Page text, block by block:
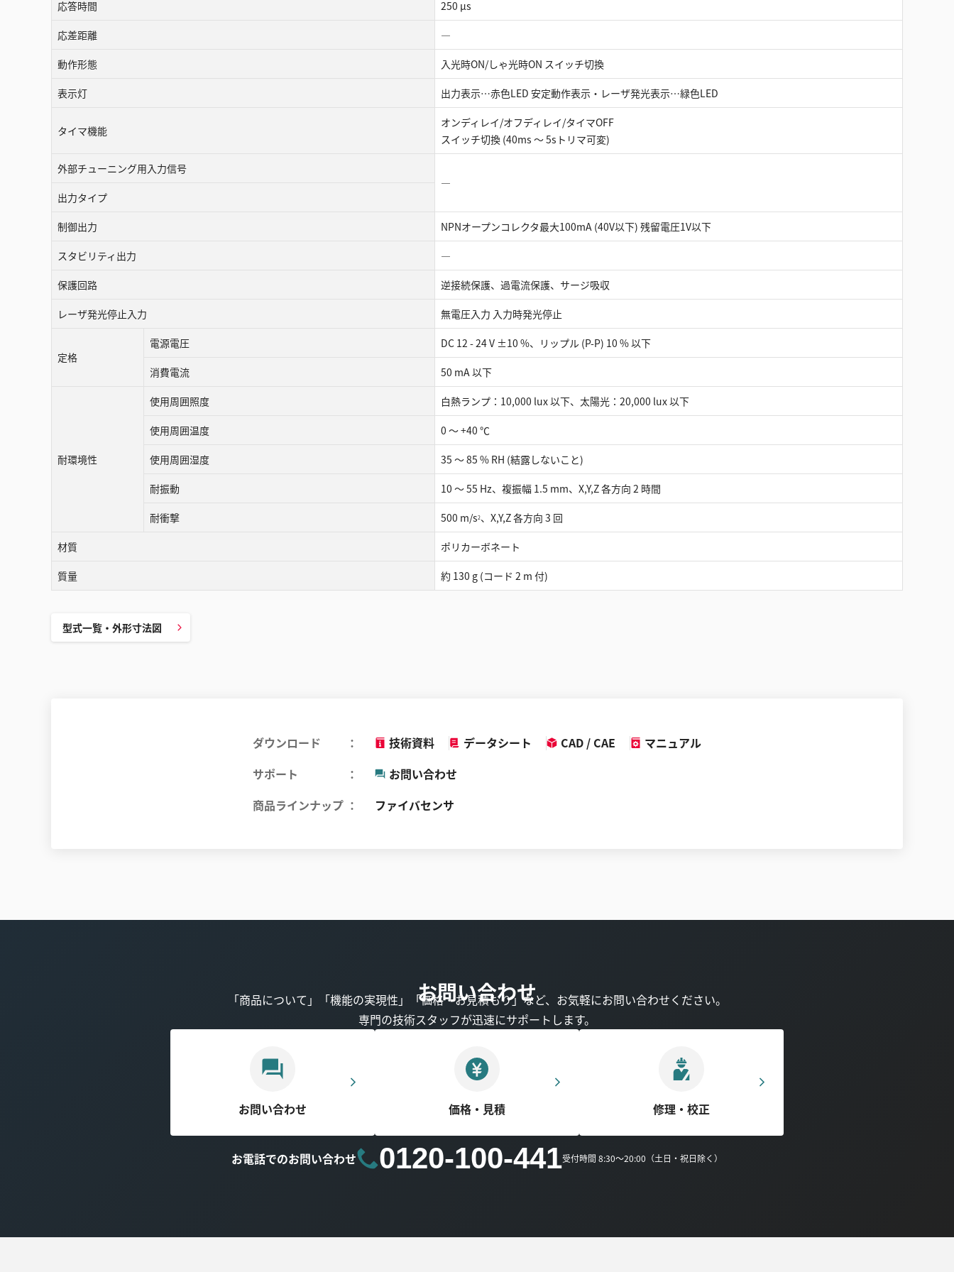
応答時間 250 µs
応差距離 ―
動作形態 入光時ON/しゃ光時ON スイッチ切換
表示灯 出力表示…赤色LED 安定動作表示・レーザ発光表示…緑色LED
タイマ機能
オンディレイ/オフディレイ/タイマOFF
スイッチ切換 (40ms ～ 5sトリマ可変)
外部チューニング用入力信号
―
出力タイプ
制御出力 NPNオープンコレクタ最大100mA (40V以下) 残留電圧1V以下
スタビリティ出力 ―
保護回路 逆接続保護、過電流保護、サージ吸収
レーザ発光停止入力 無電圧入力 入力時発光停止
定格
電源電圧 DC 12 - 24 V ±10 %、リップル (P-P) 10 % 以下
消費電流 50 mA 以下
耐環境性
使用周囲照度 白熱ランプ：10,000 lux 以下、太陽光：20,000 lux 以下
使用周囲温度 0 ～ +40 ℃
使用周囲湿度 35 ～ 85 % RH (結露しないこと)
耐振動 10 ～ 55 Hz、複振幅 1.5 mm、X,Y,Z 各方向 2 時間
耐衝撃 500 m/s2、X,Y,Z 各方向 3 回
材質 ポリカーボネート
質量 約 130 g (コード 2 m 付)
型式一覧・外形寸法図
ダウンロード 技術資料 データシート CAD / CAE
マニュアル
サポート
お問い合わせ
商品ラインナップ
ファイバセンサ
お問い合わせ
「商品について」「機能の実現性」「価格・お見積もり」など、お気軽にお問い合わせください。
専門の技術スタッフが迅速にサポートします。
お問い合わせ 価格・見積 修理・校正
お電話でのお問い合わせ 0120-100-441受付時間 8:30～20:00（土日・祝日除く）